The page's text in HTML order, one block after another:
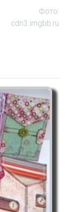
Фото:
cdn3.imgbb.ru